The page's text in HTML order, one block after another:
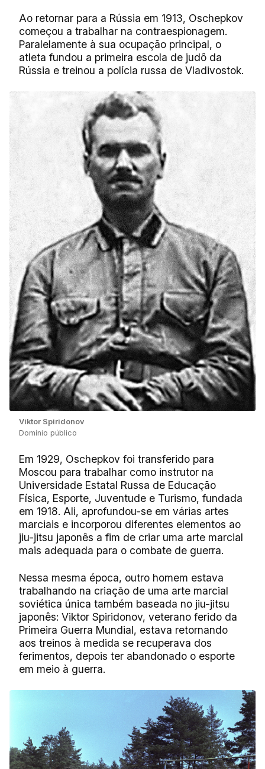
Ao retornar para a Rússia em 1913, Oschepkov
começou a trabalhar na contraespionagem.
Paralelamente à sua ocupação principal, o
atleta fundou a primeira escola de judô da
Rússia e treinou a polícia russa de Vladivostok.
Viktor Spiridonov
Domínio público
Em 1929, Oschepkov foi transferido para
Moscou para trabalhar como instrutor na
Universidade Estatal Russa de Educação
Física, Esporte, Juventude e Turismo, fundada
em 1918. Ali, aprofundou-se em várias artes
marciais e incorporou diferentes elementos ao
jiu-jitsu japonês a fim de criar uma arte marcial
mais adequada para o combate de guerra.
Nessa mesma época, outro homem estava
trabalhando na criação de uma arte marcial
soviética única também baseada no jiu-jitsu
japonês: Viktor Spiridonov, veterano ferido da
Primeira Guerra Mundial, estava retornando
aos treinos à medida se recuperava dos
ferimentos, depois ter abandonado o esporte
em meio à guerra.